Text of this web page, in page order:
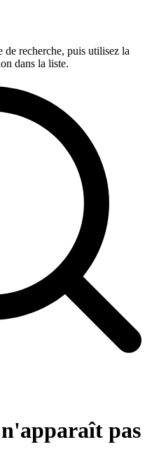
de recherche, puis utilisez la
dans la liste.
pas